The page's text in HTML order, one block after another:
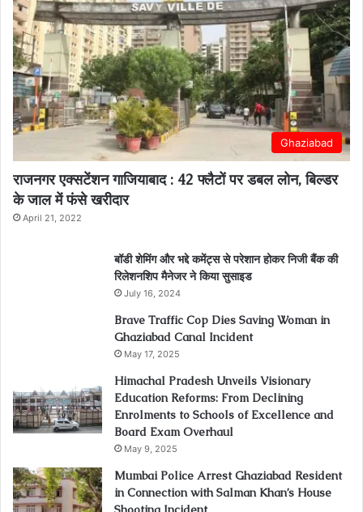
Ghaziabad
राजनगर एक्सटेंशन गाजियाबाद : 42 फ्लैटों पर डबल लोन, बिल्डर
के जाल में फंसे खरीदार
April 21, 2022
बॉडी शेमिंग और भद्दे कमेंट्स से परेशान होकर निजी बैंक की
रिलेशनशिप मैनेजर ने किया सुसाइड
July 16, 2024
Brave Traffic Cop Dies Saving Woman in
Ghaziabad Canal Incident
May 17, 2025
Himachal Pradesh Unveils Visionary
Education Reforms: From Declining
Enrolments to Schools of Excellence and
Board Exam Overhaul
May 9, 2025
Mumbai Police Arrest Ghaziabad Resident
in Connection with Salman Khan’s House